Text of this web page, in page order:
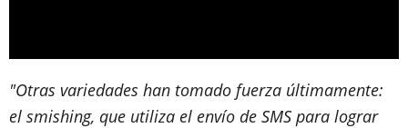
"Otras variedades han tomado fuerza últimamente:
el smishing, que utiliza el envío de SMS para lograr